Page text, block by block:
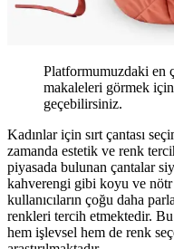
Platformumuzdaki en
makaleleri görmek
geçebilirsiniz.
Kadınlar için sırt çantası
zamanda estetik ve renk
piyasada bulunan çantalar
kahverengi gibi koyu ve
kullanıcıların çoğu daha
renkleri tercih etmektedir.
hem işlevsel hem de renk